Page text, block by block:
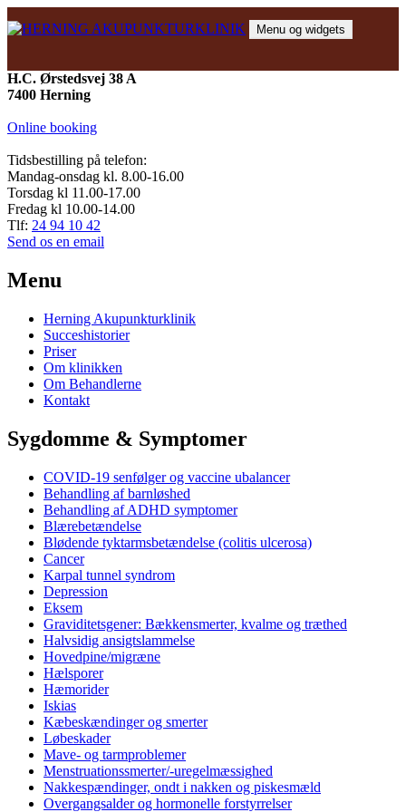
til
Menu og widgets
H.C. Ørstedsvej 38 A
7400 Herning
Online booking
Tidsbestilling på telefon:
Mandag-onsdag kl. 8.00-16.00
Torsdag kl 11.00-17.00
Fredag kl 10.00-14.00
Tlf: 24 94 10 42
Send os en email
Menu
Herning Akupunkturklinik
Succeshistorier
Priser
Om klinikken
Om Behandlerne
Kontakt
Sygdomme & Symptomer
COVID-19 senfølger og vaccine ubalancer
Behandling af barnløshed
Behandling af ADHD symptomer
Blærebetændelse
Blødende tyktarmsbetændelse (colitis ulcerosa)
Cancer
Karpal tunnel syndrom
Depression
Eksem
Graviditetsgener: Bækkensmerter, kvalme og træthed
Halvsidig ansigtslammelse
Hovedpine/migræne
Hælsporer
Hæmorider
Iskias
Kæbeskændinger og smerter
Løbeskader
Mave- og tarmproblemer
Menstruationssmerter/-uregelmæssighed
Nakkespændinger, ondt i nakken og piskesmæld
Overgangsalder og hormonelle forstyrrelser